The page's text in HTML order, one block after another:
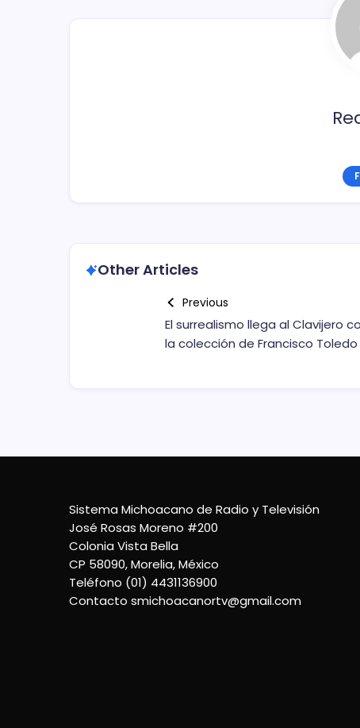
Other Articles
Previous
El surrealismo llega al Clavijero
la colección de Francisco Toledo
Sistema Michoacano de Radio y Televisión
José Rosas Moreno #200
Colonia Vista Bella
CP 58090, Morelia, México
Teléfono (01) 4431136900
Contacto smichoacanortv@gmail.com